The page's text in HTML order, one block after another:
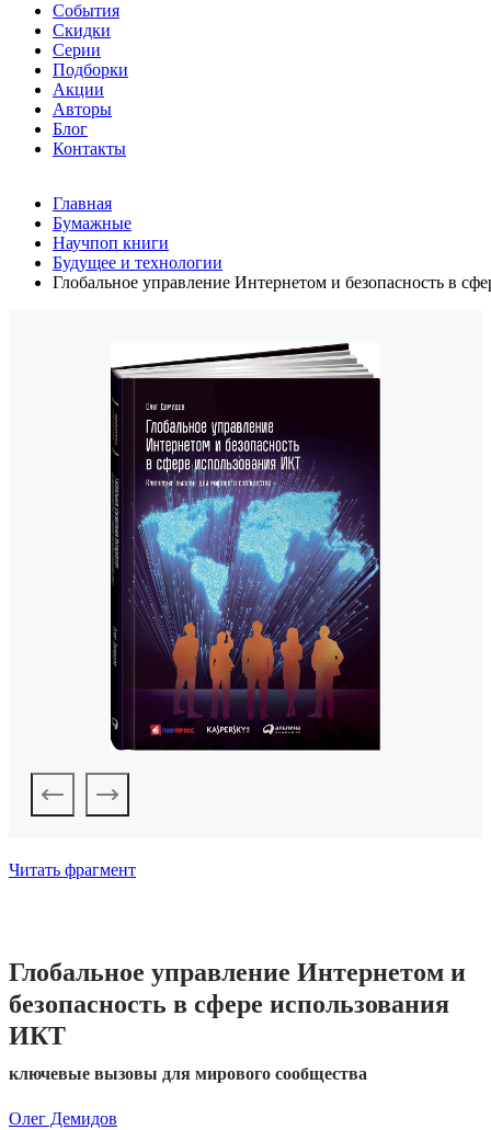
События
Скидки
Серии
Подборки
Акции
Авторы
Блог
Контакты
Главная
Бумажные
Научпоп книги
Будущее и технологии
Глобальное управление Интернетом и безопасность в
Читать фрагмент
Глобальное управление Интернетом и
безопасность в сфере использования
ИКТ
ключевые вызовы для мирового сообщества
Олег Демидов